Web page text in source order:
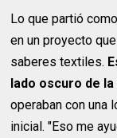
Lo que partió
en un proyecto
saberes textiles.
lado oscuro de
operaban con una
inicial. "Eso me